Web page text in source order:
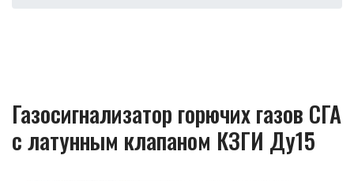
Газосигнализатор горючих газов СГА
с латунным клапаном КЗГИ Ду15